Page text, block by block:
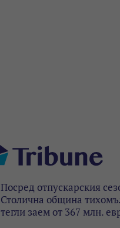
Посред отпускарския
Столична община
тегли заем от 367 млн.